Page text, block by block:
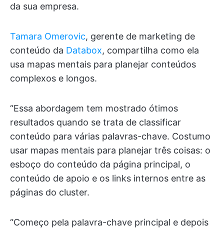
da sua empresa.
Tamara Omerovic, gerente de marketing de
conteúdo da Databox, compartilha como ela
usa mapas mentais para planejar conteúdos
complexos e longos.
“Essa abordagem tem mostrado ótimos
resultados quando se trata de classificar
conteúdo para várias palavras-chave. Costumo
usar mapas mentais para planejar três coisas: o
esboço do conteúdo da página principal, o
conteúdo de apoio e os links internos entre as
páginas do cluster.
“Começo pela palavra-chave principal e depois